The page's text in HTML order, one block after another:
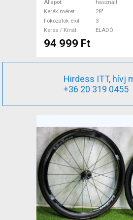
használt ELADÓ
Állapot
használt
Kerék méret
28"
Fokozatok elöl
3
Keres / Kínál
ELADÓ
94 999 Ft
Hirdess ITT, hívj
+36 20 319 0455